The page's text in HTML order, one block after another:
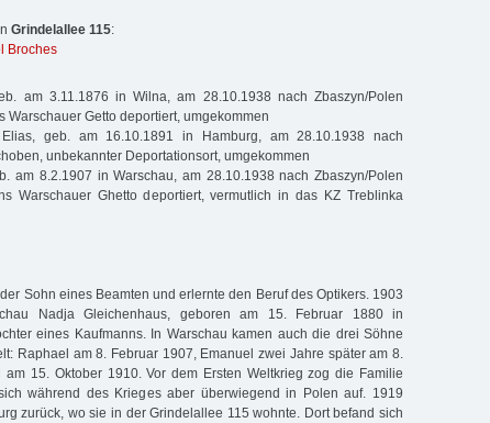
Grindelallee 115:
Broches
am 3.11.1876 in Wilna, am 28.10.1938 nach Zbaszyn/Polen
Warschauer Getto deportiert, umgekommen
geb. am 16.10.1891 in Hamburg, am 28.10.1938 nach
unbekannter Deportationsort, umgekommen
am 8.2.1907 in Warschau, am 28.10.1938 nach Zbaszyn/Polen
Warschauer Ghetto deportiert, vermutlich in das KZ Treblinka
Sohn eines Beamten und erlernte den Beruf des Optikers. 1903
Nadja Gleichenhaus, geboren am 15. Februar 1880 in
eines Kaufmanns. In Warschau kamen auch die drei Söhne
Raphael am 8. Februar 1907, Emanuel zwei Jahre später am 8.
15. Oktober 1910. Vor dem Ersten Weltkrieg zog die Familie
während des Krieges aber überwiegend in Polen auf. 1919
zurück, wo sie in der Grindelallee 115 wohnte. Dort befand sich